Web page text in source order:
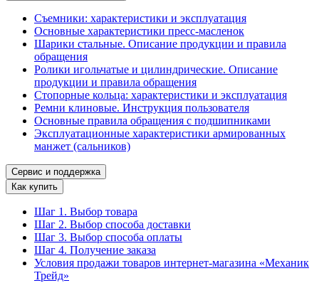
Съемники: характеристики и эксплуатация
Основные характеристики пресс‑масленок
Шарики стальные. Описание продукции и правила
обращения
Ролики игольчатые и цилиндрические. Описание
продукции и правила обращения
Стопорные кольца: характеристики и эксплуатация
Ремни клиновые. Инструкция пользователя
Основные правила обращения с подшипниками
Эксплуатационные характеристики армированных
манжет (сальников)
Сервис и поддержка
Как купить
Шаг 1. Выбор товара
Шаг 2. Выбор способа доставки
Шаг 3. Выбор способа оплаты
Шаг 4. Получение заказа
Условия продажи товаров интернет-магазина «Механик
Трейд»